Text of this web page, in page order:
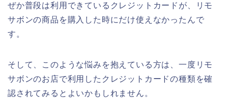
ぜか普段は利用できているクレジットカードが、リモ
サボンの商品を購入した時にだけ使えなかったんで
す。
そして、このような悩みを抱えている方は、一度リモ
サボンのお店で利用したクレジットカードの種類を確
認されてみるとよいかもしれません。